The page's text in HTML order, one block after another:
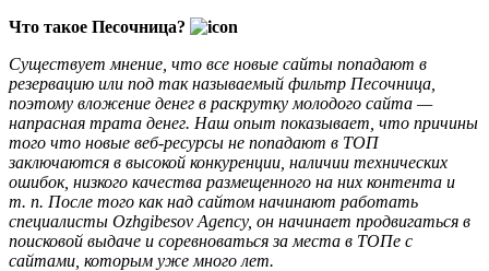
Что такое Песочница?
Существует мнение, что все новые сайты попадают в
резервацию или под так называемый фильтр Песочница,
поэтому вложение денег в раскрутку молодого сайта —
напрасная трата денег. Наш опыт показывает, что причины
того что новые веб-ресурсы не попадают в ТОП
заключаются в высокой конкуренции, наличии технических
ошибок, низкого качества размещенного на них контента и
т. п. После того как над сайтом начинают работать
специалисты Ozhgibesov Agency, он начинает продвигаться в
поисковой выдаче и соревноваться за места в ТОПе с
сайтами, которым уже много лет.